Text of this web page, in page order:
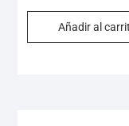
Añadir al